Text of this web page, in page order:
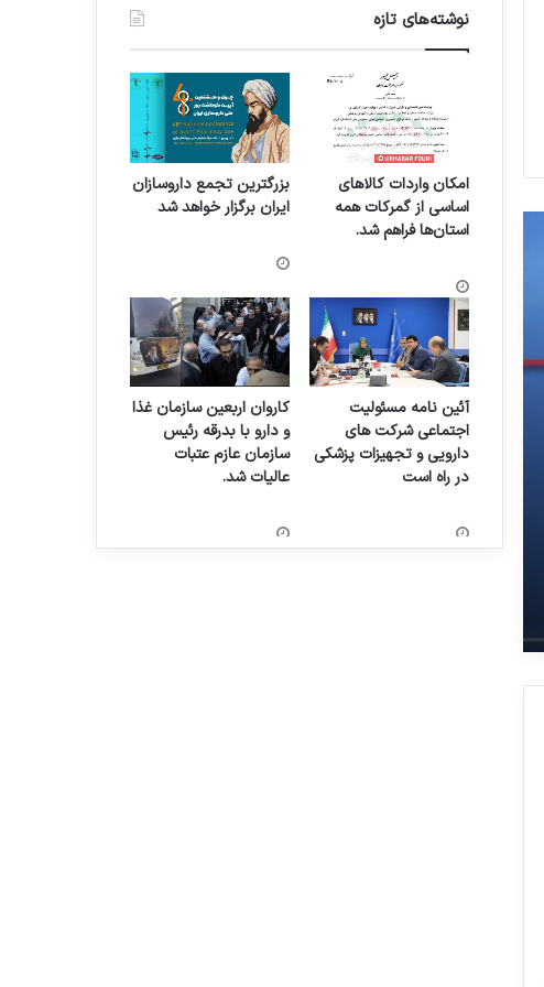
نوشته‌های تازه
امکان واردات کالاهای
اساسی از گمرکات همه
استان‌ها فراهم شد.
بزرگترین تجمع داروسازان
ایران برگزار خواهد شد
آئین نامه مسئولیت
اجتماعی شرکت های
دارویی و تجهیزات پزشکی
در راه است
کاروان اربعین سازمان غذا
و دارو با بدرقه رئیس
سازمان عازم عتبات
عالیات شد.